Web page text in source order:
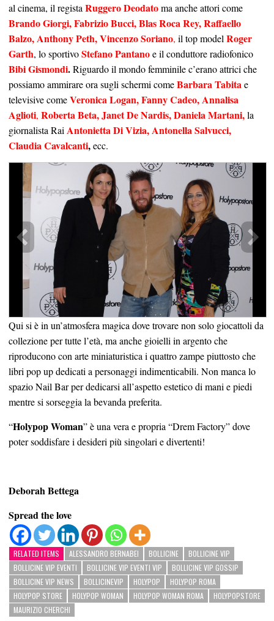
al cinema, il registaRuggero Deodatoma anche attori come
Brando Giorgi, Fabrizio Bucci, Blas Roca Rey, Raffaello
Balzo, Anthony Peth, Vincenzo Soriano, il top modelRoger
Garth, lo sportivoStefano Pantanoe il conduttore radiofonico
Bibi Gismondi.Riguardo il mondo femminile c’erano attrici che
possiamo ammirare ora sugli schermi comeBarbara Tabitae
televisive comeVeronica Logan, Fanny Cadeo, Annalisa
Aglioti, Roberta Beta, Janet De Nardis, Daniela Martani,la
giornalista RaiAntonietta Di Vizia, Antonella Salvucci,
Claudia Cavalcanti,ecc.
Qui si è in un’atmosfera magica dove trovare non solo giocattoli da
collezione per tutte l’età, ma anche gioielli in argento che
riproducono con arte miniaturistica i quattro zampe piuttosto che
libri pop up dedicati a personaggi indimenticabili. Non manca lo
spazio Nail Bar per dedicarsi all’aspetto estetico di mani e piedi
mentre si sorseggia la bevanda preferita.
“Holypop Woman” è una vera e propria “Drem Factory” dove
poter soddisfare i desideri più singolari e divertenti!
Deborah Bettega
Spread the love
RELATED ITEMS ALESSANDRO BERNABEI BOLLICINE
BOLLICINE VIP
BOLLICINE VIP EVENTI
BOLLICINE VIP EVENTI VIP
BOLLICINE VIP GOSSIP
BOLLICINE VIP NEWS
BOLLICINEVIP HOLYPOP
HOLYPOP ROMA
HOLYPOP STORE
HOLYPOP WOMAN HOLYPOP WOMAN ROMA
HOLYPOPSTORE
MAURIZIO CHERCHI